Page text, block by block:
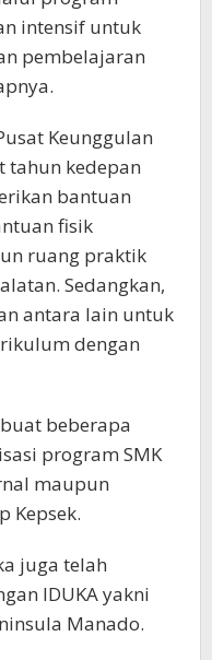
intensif untuk
pembelajaran
Keunggulan
tahun kedepan
bantuan
fisik
ruang praktik
Sedangkan,
antara lain untuk
dengan
beberapa
program SMK
maupun
Kepsek.
juga telah
IDUKA yakni
Manado.